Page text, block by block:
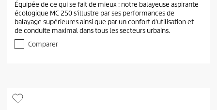
0
s
u
r
é
e
s
Équipée de ce qui se fait de mieux : notre balayeuse aspirante
écologique MC 250 s'illustre par ses performances de
balayage supérieures ainsi que par un confort d'utilisation et
de conduite maximal dans tous les secteurs urbains.
Comparer